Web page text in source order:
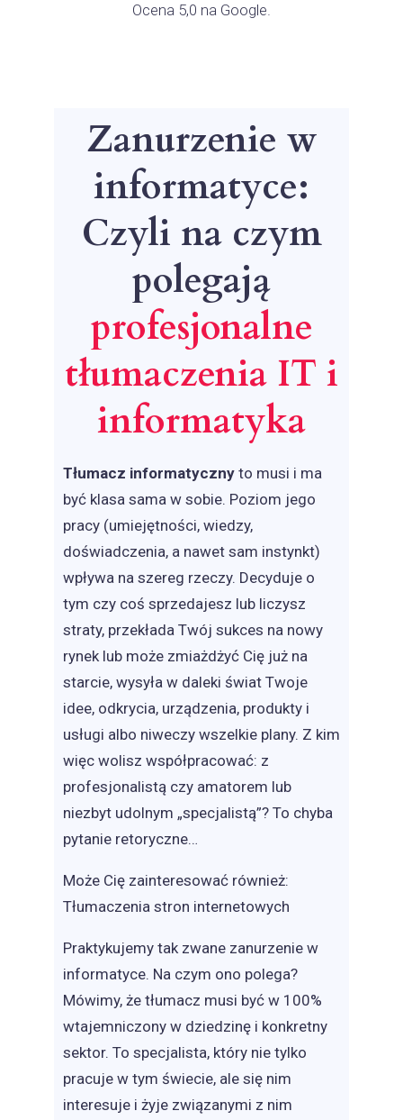
Ocena 5,0 na Google.
Zanurzenie w
informatyce:
Czyli na czym
polegają
profesjonalne
tłumaczenia IT i
informatyka
Tłumacz informatyczny to musi i ma
być klasa sama w sobie. Poziom jego
pracy (umiejętności, wiedzy,
doświadczenia, a nawet sam instynkt)
wpływa na szereg rzeczy. Decyduje o
tym czy coś sprzedajesz lub liczysz
straty, przekłada Twój sukces na nowy
rynek lub może zmiażdżyć Cię już na
starcie, wysyła w daleki świat Twoje
idee, odkrycia, urządzenia, produkty i
usługi albo niweczy wszelkie plany. Z kim
więc wolisz współpracować: z
profesjonalistą czy amatorem lub
niezbyt udolnym „specjalistą”? To chyba
pytanie retoryczne…
Może Cię zainteresować również:
Tłumaczenia stron internetowych
Praktykujemy tak zwane zanurzenie w
informatyce. Na czym ono polega?
Mówimy, że tłumacz musi być w 100%
wtajemniczony w dziedzinę i konkretny
sektor. To specjalista, który nie tylko
pracuje w tym świecie, ale się nim
interesuje i żyje związanymi z nim